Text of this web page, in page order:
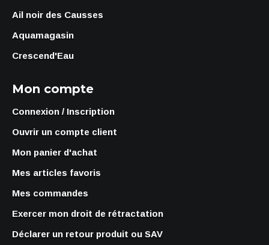
Ail noir des Causses
Aquamagasin
Crescend'Eau
Mon compte
Connexion / Inscription
Ouvrir un compte client
Mon panier d'achat
Mes articles favoris
Mes commandes
Exercer mon droit de rétractation
Déclarer un retour produit ou SAV